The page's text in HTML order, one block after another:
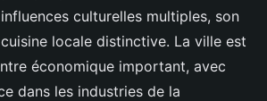
culturelles multiples, son
locale distinctive. La ville est
économique important, avec
dans les industries de la